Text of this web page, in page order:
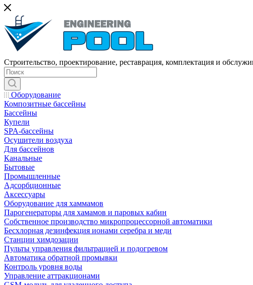
Строительство, проектирование, реставрация, комплектация и
Оборудование
Композитные бассейны
Бассейны
Купели
SPA-бассейны
Осушители воздуха
Для бассейнов
Канальные
Бытовые
Промышленные
Адсорбционные
Аксессуары
Оборудование для хаммамов
Парогенераторы для хамамов и паровых кабин
Собственное производство микропроцессорной автоматики
Беcхлорная дезинфекция ионами серебра и меди
Станции химдозации
Пульты управления фильтрацией и подогревом
Автоматика обратной промывки
Контроль уровня воды
Управление аттракционами